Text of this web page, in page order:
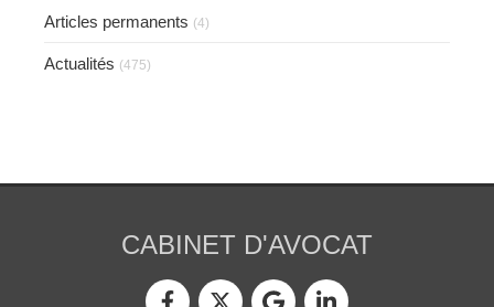
Articles permanents (4)
Actualités (475)
CABINET D'AVOCAT